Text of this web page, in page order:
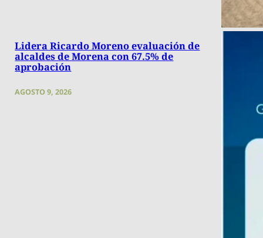
Lidera Ricardo Moreno evaluación de
alcaldes de Morena con 67.5% de
aprobación
AGOSTO 9, 2026